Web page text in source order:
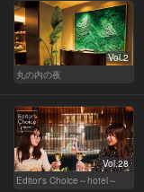
Vol.2
丸の内の夜
Vol.28
Editor's Choice～hotel～